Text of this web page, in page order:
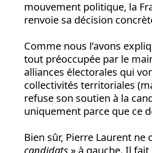
mouvement politique, la
renvoie sa décision
Comme nous l’avons
tout préoccupée par le
alliances électorales qui
collectivités territoriales
refuse son soutien à la
uniquement parce que ce
Bien sûr, Pierre Laurent ne
candidats » à gauche. Il